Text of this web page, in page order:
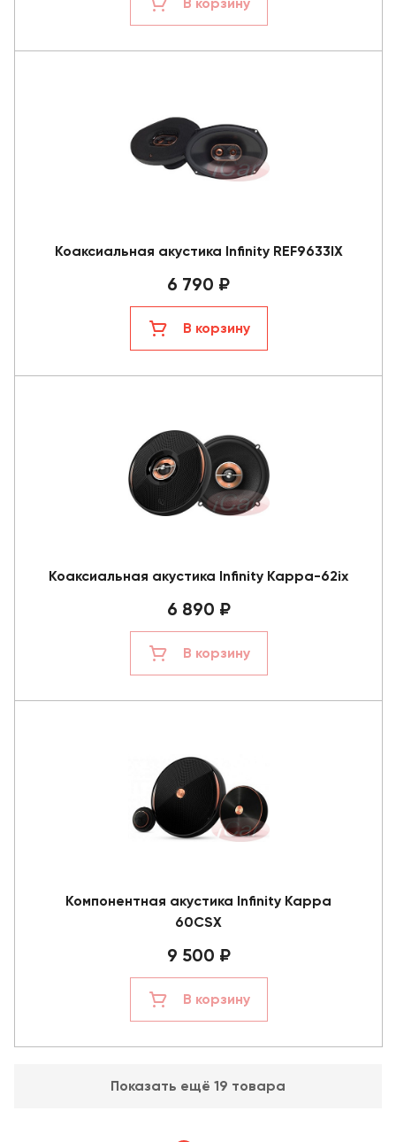
Коаксиальная акустика Infinity REF9633IX
6 790 ₽
В корзину
Коаксиальная акустика Infinity Kappa-62ix
6 890 ₽
В корзину
Компонентная акустика Infinity Kappa
60CSX
9 500 ₽
В корзину
Показать ещё 19 товара